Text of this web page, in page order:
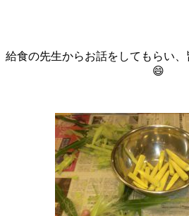
給食の先生からお話をしてもらい
😄